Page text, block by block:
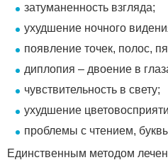
затуманенность взгляда;
ухудшение ночного
появление точек, полос,
диплопия – двоение в
чувствительность в свету;
ухудшение
проблемы с чтением,
Единственным методом